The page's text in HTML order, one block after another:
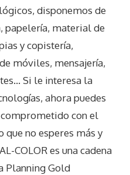
disponemos de
papelería, material de
y copistería,
móviles, mensajería,
Si le interesa la
ahora puedes
con el
no esperes más y
COLOR es una cadena
Planning Gold